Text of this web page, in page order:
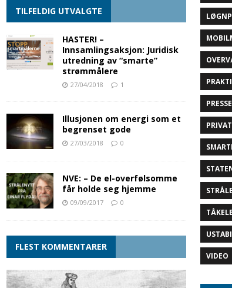
TILFELDIG UTVALGTE
HASTER! –
Innsamlingsaksjon: Juridisk
utredning av “smarte”
strømmålere
27/04/2018 1
Illusjonen om energi som et
begrenset gode
27/03/2018 0
NVE: – De el-overfølsomme
får holde seg hjemme
09/09/2017 0
FLEST KOMMENTARER
VIDEO